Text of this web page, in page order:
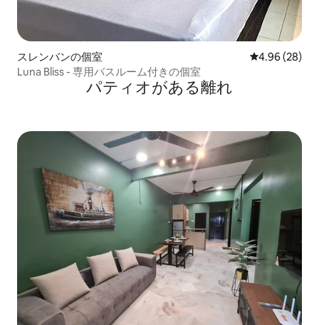
スレンバンの個室 レビュー28
4.96 (28)
Luna Bliss - 専用バスルーム付きの個室
パティオがある離れ